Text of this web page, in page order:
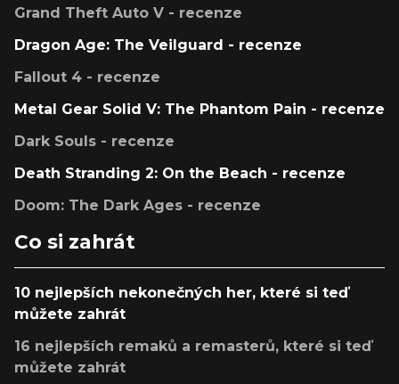
Grand Theft Auto V - recenze
Dragon Age: The Veilguard - recenze
Fallout 4 - recenze
Metal Gear Solid V: The Phantom Pain - recenze
Dark Souls - recenze
Death Stranding 2: On the Beach - recenze
Doom: The Dark Ages - recenze
Co si zahrát
10 nejlepších nekonečných her, které si teď
můžete zahrát
16 nejlepších remaků a remasterů, které si teď
můžete zahrát